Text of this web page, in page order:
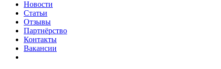
Новости
Статьи
Отзывы
Партнёрство
Контакты
Вакансии